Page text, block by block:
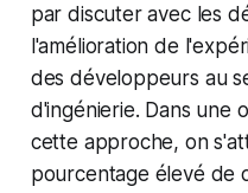
par discuter avec les
l'amélioration de
des développeurs au
d'ingénierie. Dans une
cette approche, on
pourcentage élevé de